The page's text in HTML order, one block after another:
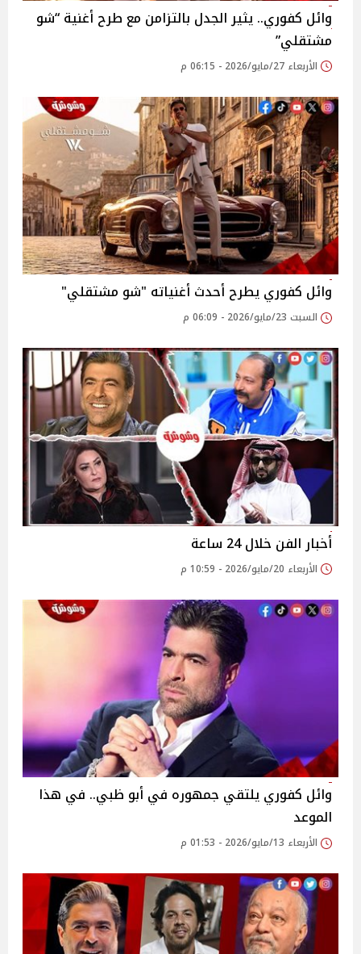
وائل كفوري.. يثير الجدل بالتزامن مع طرح أغنية “شو
مشتقلي”
الأربعاء 27/مايو/2026 - 06:15 م
وائل كفوري يطرح أحدث أغنياته "شو مشتقلي"
السبت 23/مايو/2026 - 06:09 م
أخبار الفن خلال 24 ساعة
الأربعاء 20/مايو/2026 - 10:59 م
وائل كفوري يلتقي جمهوره في أبو ظبي.. في هذا
الموعد
الأربعاء 13/مايو/2026 - 01:53 م